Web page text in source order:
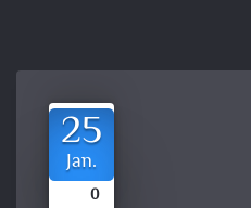
25
Jan.
0